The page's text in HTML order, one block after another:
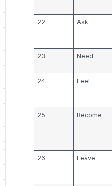
22 Ask
23 Need
24 Feel
25 Become
26 Leave